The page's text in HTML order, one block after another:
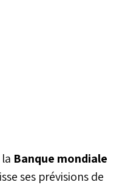
Banque mondiale
ses prévisions de